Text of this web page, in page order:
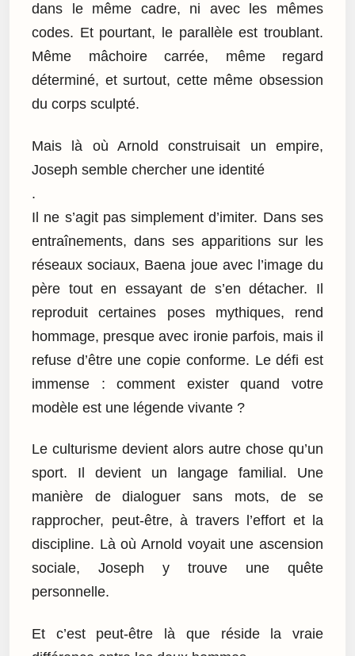
dans le même cadre, ni avec les mêmes
codes. Et pourtant, le parallèle est troublant.
Même mâchoire carrée, même regard
déterminé, et surtout, cette même obsession
du corps sculpté.
Mais là où Arnold construisait un empire,
Joseph semble chercher une identité
.
Il ne s’agit pas simplement d’imiter. Dans ses
entraînements, dans ses apparitions sur les
réseaux sociaux, Baena joue avec l’image du
père tout en essayant de s’en détacher. Il
reproduit certaines poses mythiques, rend
hommage, presque avec ironie parfois, mais il
refuse d’être une copie conforme. Le défi est
immense : comment exister quand votre
modèle est une légende vivante ?
Le culturisme devient alors autre chose qu’un
sport. Il devient un langage familial. Une
manière de dialoguer sans mots, de se
rapprocher, peut-être, à travers l’effort et la
discipline. Là où Arnold voyait une ascension
sociale, Joseph y trouve une quête
personnelle.
Et c’est peut-être là que réside la vraie